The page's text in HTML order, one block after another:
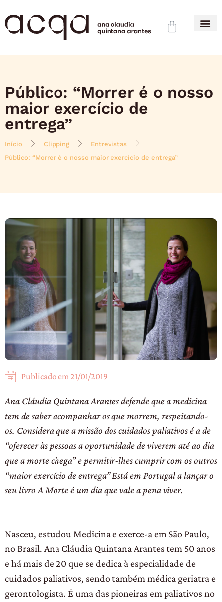
Público: “Morrer é o nosso
maior exercício de
entrega”
Início Clipping
Entrevistas
Público: “Morrer é o nosso maior exercício de entrega”
Publicado em 21/01/2019
Ana Cláudia Quintana Arantes defende que a medicina
tem de saber acompanhar os que morrem, respeitando-
os. Considera que a missão dos cuidados paliativos é a de
“oferecer às pessoas a oportunidade de viverem até ao dia
que a morte chega” e permitir-lhes cumprir com os outros
“maior exercício de entrega” Está em Portugal a lançar o
seu livro A Morte é um dia que vale a pena viver.
Nasceu, estudou Medicina e exerce-a em São Paulo,
no Brasil. Ana Cláudia Quintana Arantes tem 50 anos
e há mais de 20 que se dedica à especialidade de
cuidados paliativos, sendo também médica geriatra e
gerontologista. É uma das pioneiras em paliativos no